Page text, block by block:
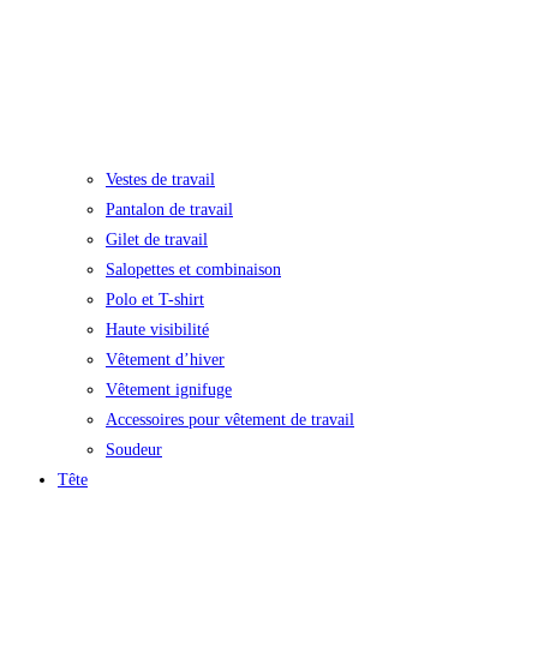
Vestes de travail
Pantalon de travail
Gilet de travail
Salopettes et combinaison
Polo et T-shirt
Haute visibilité
Vêtement d’hiver
Vêtement ignifuge
Accessoires pour vêtement de travail
Soudeur
Tête